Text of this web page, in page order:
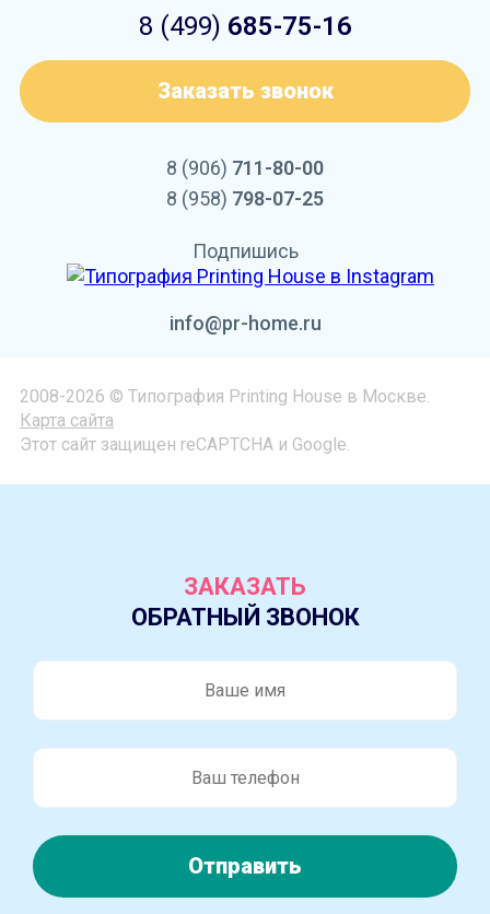
8 (499) 685-75-16
Заказать звонок
8 (906) 711-80-00
8 (958) 798-07-25
Подпишись
info@pr-home.ru
2008-2026 © Типография Printing House в Москве.
Карта сайта
Этот сайт защищен reCAPTCHA и Google.
ЗАКАЗАТЬ
ОБРАТНЫЙ ЗВОНОК
Отправить